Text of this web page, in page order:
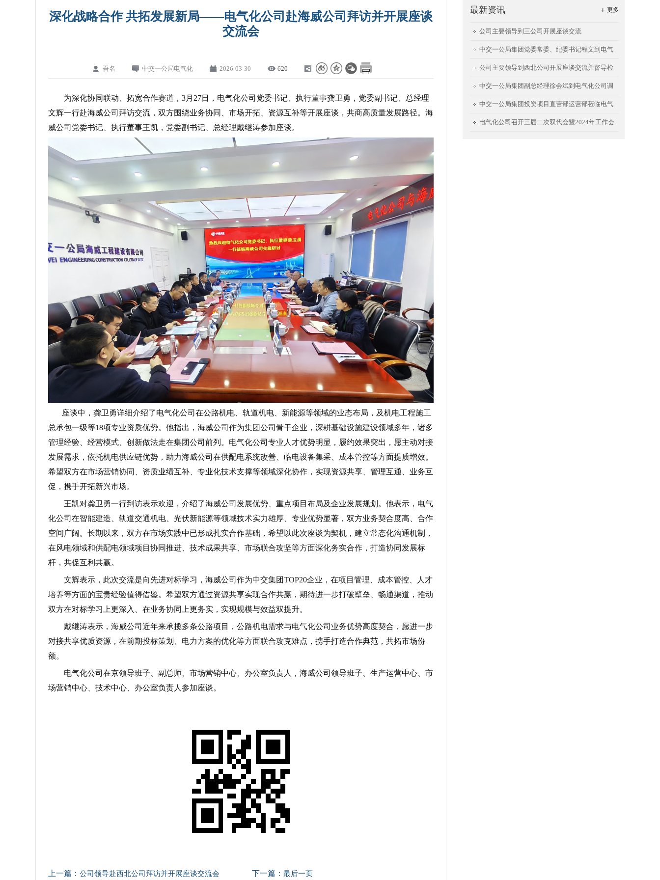
深化战略合作 共拓发展新局——电气化公司赴海威公司拜访并开展座谈
交流会
吾名 中交一公局电气化 2026-03-30 620
为深化协同联动、拓宽合作赛道，3月27日，电气化公司党委书记、执行董事龚卫勇，党委副书记、总经理
文辉一行赴海威公司拜访交流，双方围绕业务协同、市场开拓、资源互补等开展座谈，共商高质量发展路径。海
威公司党委书记、执行董事王凯，党委副书记、总经理戴继涛参加座谈。
座谈中，龚卫勇详细介绍了电气化公司在公路机电、轨道机电、新能源等领域的业态布局，及机电工程施工
总承包一级等18项专业资质优势。他指出，海威公司作为集团公司骨干企业，深耕基础设施建设领域多年，诸多
管理经验、经营模式、创新做法走在集团公司前列。电气化公司专业人才优势明显，履约效果突出，愿主动对接
发展需求，依托机电供应链优势，助力海威公司在供配电系统改善、临电设备集采、成本管控等方面提质增效。
希望双方在市场营销协同、资质业绩互补、专业化技术支撑等领域深化协作，实现资源共享、管理互通、业务互
促，携手开拓新兴市场。
王凯对龚卫勇一行到访表示欢迎，介绍了海威公司发展优势、重点项目布局及企业发展规划。他表示，电气
化公司在智能建造、轨道交通机电、光伏新能源等领域技术实力雄厚、专业优势显著，双方业务契合度高、合作
空间广阔。长期以来，双方在市场实践中已形成扎实合作基础，希望以此次座谈为契机，建立常态化沟通机制，
在风电领域和供配电领域项目协同推进、技术成果共享、市场联合攻坚等方面深化务实合作，打造协同发展标
杆，共促互利共赢。
文辉表示，此次交流是向先进对标学习，海威公司作为中交集团TOP20企业，在项目管理、成本管控、人才
培养等方面的宝贵经验值得借鉴。希望双方通过资源共享实现合作共赢，期待进一步打破壁垒、畅通渠道，推动
双方在对标学习上更深入、在业务协同上更务实，实现规模与效益双提升。
戴继涛表示，海威公司近年来承揽多条公路项目，公路机电需求与电气化公司业务优势高度契合，愿进一步
对接共享优质资源，在前期投标策划、电力方案的优化等方面联合攻克难点，携手打造合作典范，共拓市场份
额。
电气化公司在京领导班子、副总师、市场营销中心、办公室负责人，海威公司领导班子、生产运营中心、市
场营销中心、技术中心、办公室负责人参加座谈。
上一篇： 公司领导赴西北公司拜访并开展座谈交流会 下一篇： 最后一页
更多
最新资讯
公司主要领导到三公司开展座谈交流
中交一公局集团党委常委、纪委书记程文到电气
化公司调研指导
公司主要领导到西北公司开展座谈交流并督导检
查西安航天城项目
中交一公局集团副总经理徐会斌到电气化公司调
研指导工作
中交一公局集团投资项目直营部运营部莅临电气
化公司开展座谈交流
电气化公司召开三届二次双代会暨2024年工作会